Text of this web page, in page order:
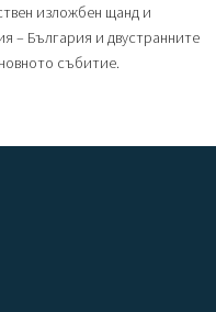
изложбен щанд и
– България и двустранните
събитие.